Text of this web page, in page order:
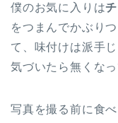
僕のお気に入りは
をつまんでかぶり
て、味付けは派手
気づいたら無くな
写真を撮る前に食